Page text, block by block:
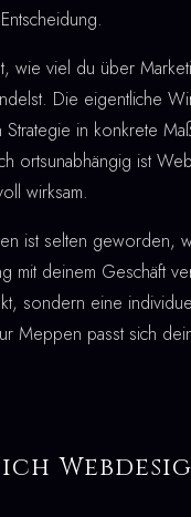
wie viel du über
Die eigentliche
in konkrete
ortsunabhängig ist
wirksam.
ist selten geworden,
mit deinem Geschäft
sondern eine
Meppen passt sich